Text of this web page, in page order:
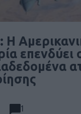
Η
επενδύει
1